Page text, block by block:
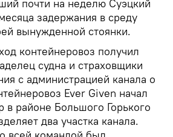
почти на неделю Суэцкий
задержания в среду
вынужденной стоянки.
контейнеровоз получил
судна и страховщики
с администрацией канала о
Ever Given начал
в районе Большого Горького
два участка канала.